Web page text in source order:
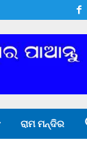
ରାମ ମନ୍ଦିର